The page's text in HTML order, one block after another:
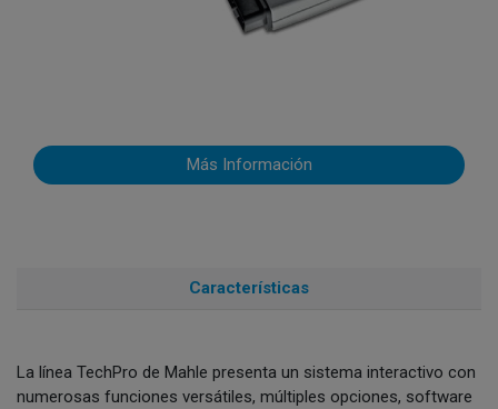
Más Información
Características
La línea TechPro de Mahle presenta un sistema interactivo con
numerosas funciones versátiles, múltiples opciones, software